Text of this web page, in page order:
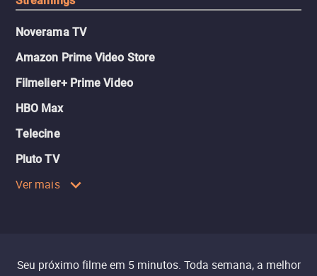
Noverama TV
Amazon Prime Video Store
Filmelier+ Prime Video
HBO Max
Telecine
Pluto TV
Ver mais
Seu próximo filme em 5 minutos. Toda semana, a melhor